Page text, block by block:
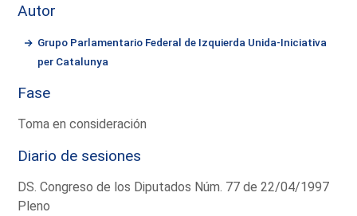
Autor
Grupo Parlamentario Federal de Izquierda Unida-Iniciativa
per Catalunya
Fase
Toma en consideración
Diario de sesiones
DS. Congreso de los Diputados Núm. 77 de 22/04/1997
Pleno